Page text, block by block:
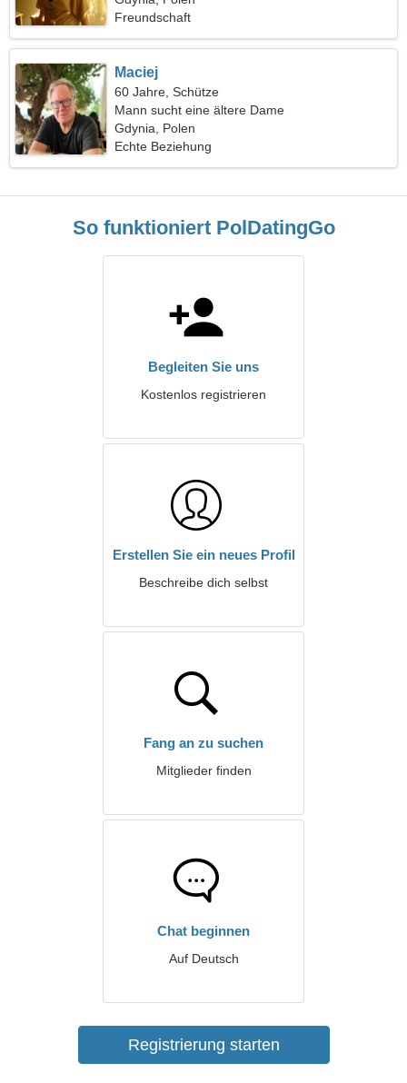
Freundschaft
Maciej
60 Jahre, Schütze
Mann sucht eine ältere Dame
Gdynia, Polen
Echte Beziehung
So funktioniert PolDatingGo
Begleiten Sie uns
Kostenlos registrieren
Erstellen Sie ein neues Profil
Beschreibe dich selbst
Fang an zu suchen
Mitglieder finden
Chat beginnen
Auf Deutsch
Registrierung starten